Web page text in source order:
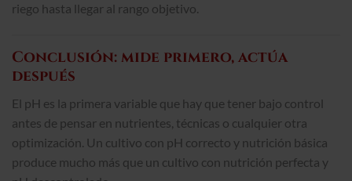
riego hasta llegar al rango objetivo.
Conclusión: mide primero, actúa
después
El pH es la primera variable que hay que tener bajo control
antes de pensar en nutrientes, técnicas o cualquier otra
optimización. Un cultivo con pH correcto y nutrición básica
produce mucho más que un cultivo con nutrición perfecta y